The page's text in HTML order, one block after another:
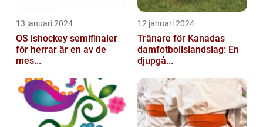
13 januari 2024
OS ishockey semifinaler
för herrar är en av de
mes...
12 januari 2024
Tränare för Kanadas
damfotbollslandslag: En
djupgå...